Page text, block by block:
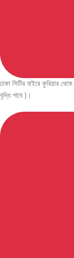
ঢাকা সিটির বাইরে কুরিয়ার থেকে
বৃদ্ধি পাবে )।